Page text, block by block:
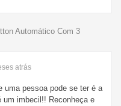
Automático Com 3
atrás
uma pessoa pode se ter é a
um imbecil!! Reconheça e